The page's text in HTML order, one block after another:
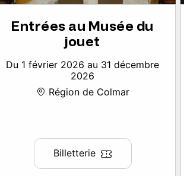
Entrées au Musée du
jouet
Du 1 février 2026 au 31 décembre
2026
Région de Colmar
Billetterie